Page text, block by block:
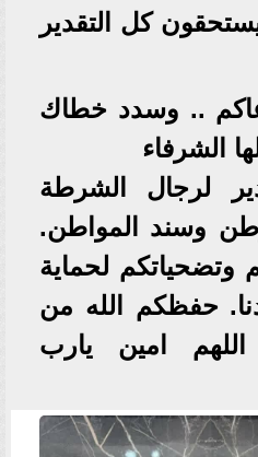
كل التقدير
.. وسدد خطاك
الشرفاء
لرجال الشرطة
وسند المواطن.
لحماية
حفظكم الله من
امين يارب